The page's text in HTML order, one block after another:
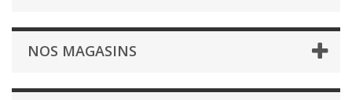
NOS MAGASINS